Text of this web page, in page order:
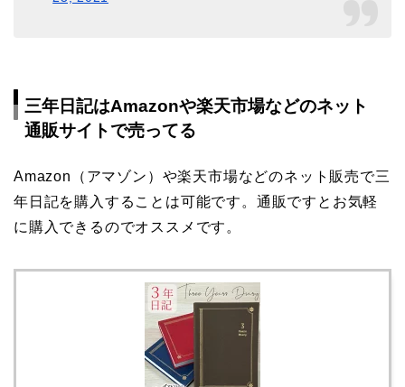
三年日記はAmazonや楽天市場などのネット
通販サイトで売ってる
Amazon（アマゾン）や楽天市場などのネット販売で三
年日記を購入することは可能です。通販ですとお気軽
に購入できるのでオススメです。